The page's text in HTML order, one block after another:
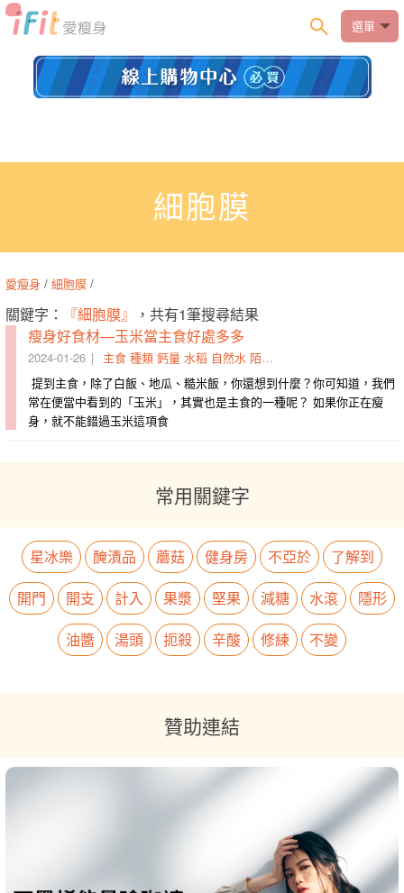
選單
細胞膜
愛瘦身 / 細胞膜 /
關鍵字： 『細胞膜』
，共有1筆搜尋結果
瘦身好食材—玉米當主食好處多多
2024-01-26 主食 種類 鈣量 水稻 自然水 陌生人
提到主食，除了白飯、地瓜、糙米飯，你還想到什麼？你可知道，我們
常在便當中看到的「玉米」，其實也是主食的一種呢？ 如果你正在瘦
身，就不能錯過玉米這項食
常用關鍵字
星冰樂 醃漬品 蘑菇 健身房 不亞於
了解到
開門
開支 計入 果漿 堅果 減糖 水滾
隱形
油醬
湯頭 扼殺 辛酸 修練 不變
贊助連結